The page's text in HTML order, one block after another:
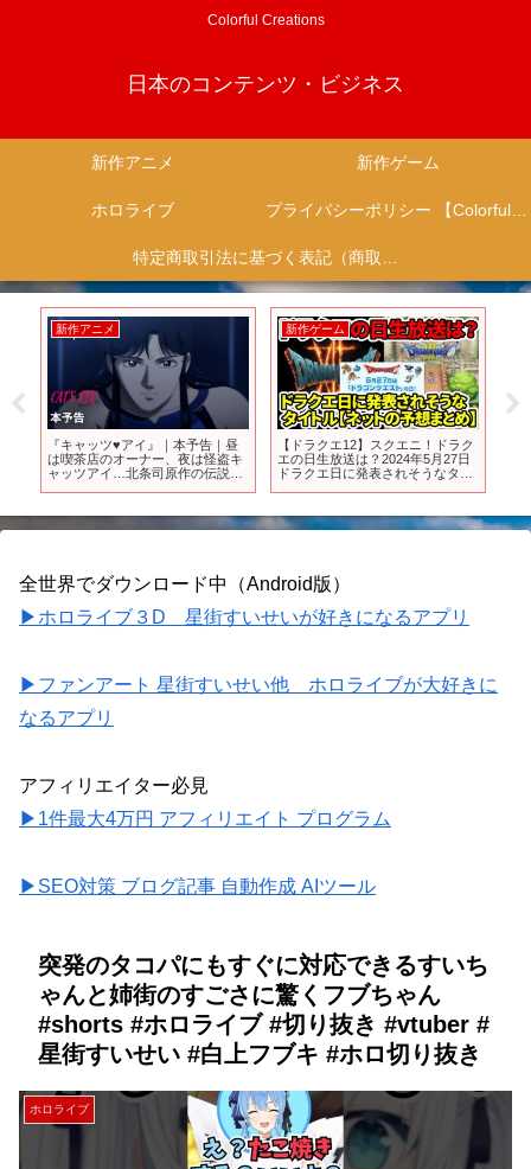
Colorful Creations
日本のコンテンツ・ビジネス
新作アニメ 新作ゲーム
ホロライブ プライバシーポリシー 【Colorful Creation】
特定商取引法に基づく表記（商取引に関する開示）
新作アニメ
『キャッツ♥アイ』｜本予告｜昼
は喫茶店のオーナー、夜は怪盗キ
ャッツアイ…北条司原作の伝説的
新作ゲーム
【ドラクエ12】スクエニ！ドラク
エの日生放送は？2024年5月27日
ドラクエ日に発表されそうなタイ
全世界でダウンロード中（Android版）
▶ホロライブ３D 星街すいせいが好きになるアプリ
▶ファンアート 星街すいせい他 ホロライブが大好きに
なるアプリ
アフィリエイター必見
▶1件最大4万円 アフィリエイト プログラム
▶SEO対策 ブログ記事 自動作成 AIツール
突発のタコパにもすぐに対応できるすいち
ゃんと姉街のすごさに驚くフブちゃん
#shorts #ホロライブ #切り抜き #vtuber #
星街すいせい #白上フブキ #ホロ切り抜き
ホロライブ